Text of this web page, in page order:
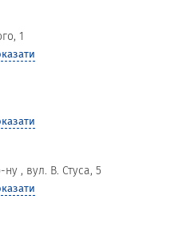
1
ну , вул. В. Стуса, 5